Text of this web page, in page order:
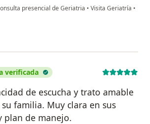
presencial de Geriatria • Visita Geriatría •
verificada
de escucha y trato amable
familia. Muy clara en sus
plan de manejo.